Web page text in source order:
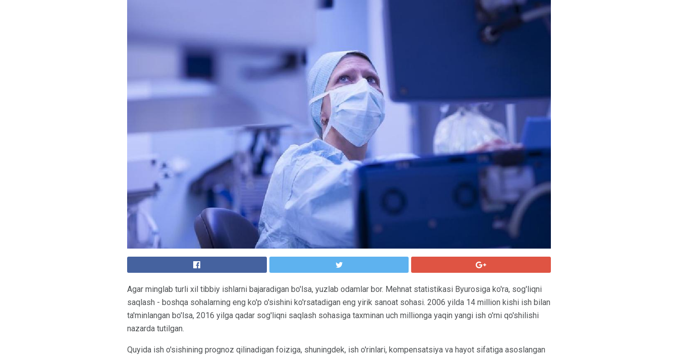
Agar minglab turli xil tibbiy ishlarni bajaradigan bo'lsa, yuzlab odamlar bor. Mehnat statistikasi Byurosiga ko'ra, sog'liqni
saqlash - boshqa sohalarning eng ko'p o'sishini ko'rsatadigan eng yirik sanoat sohasi. 2006 yilda 14 million kishi ish bilan
ta'minlangan bo'lsa, 2016 yilga qadar sog'liqni saqlash sohasiga taxminan uch millionga yaqin yangi ish o'rni qo'shilishi
nazarda tutilgan.
Quyida ish o'sishining prognoz qilinadigan foiziga, shuningdek, ish o'rinlari, kompensatsiya va hayot sifatiga asoslangan